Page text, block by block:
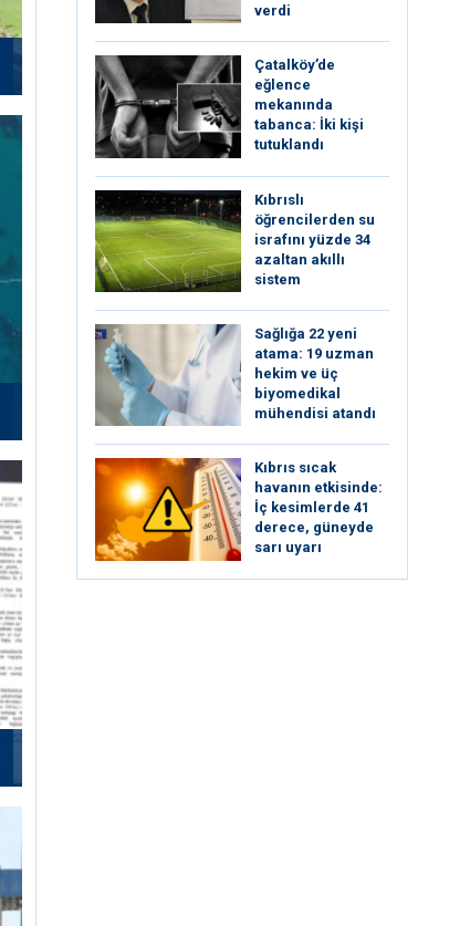
verdi
Çatalköy’de
eğlence
mekanında
tabanca: İki kişi
tutuklandı
Kıbrıslı
öğrencilerden su
israfını yüzde 34
azaltan akıllı
sistem
Sağlığa 22 yeni
atama: 19 uzman
hekim ve üç
biyomedikal
mühendisi atandı
Kıbrıs sıcak
havanın etkisinde:
İç kesimlerde 41
derece, güneyde
sarı uyarı